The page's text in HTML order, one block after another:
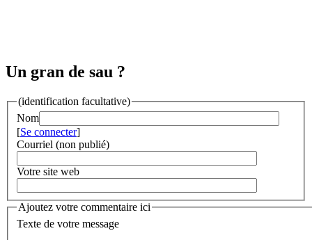
Un gran de sau ?
(identification facultative)
Nom
[Se connecter]
Courriel (non publié)
Votre site web
Ajoutez votre commentaire ici
Texte de votre message